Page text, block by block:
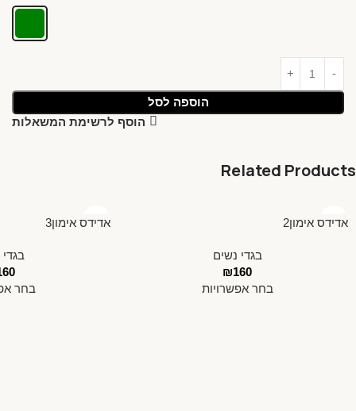
הוספה לסל
הוסף לרשימת המשאלות
Related Products
אדידס אימון2
בגדי נשים
₪160
בחר אפשרויות
אדידס אימון3
בחר